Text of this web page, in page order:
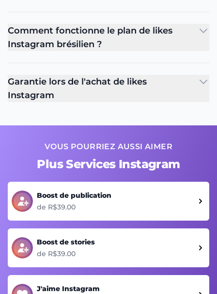
Comment fonctionne le plan de likes
Instagram brésilien ?
Garantie lors de l'achat de likes
Instagram
VOUS POURRIEZ AUSSI AIMER
Plus Services Instagram
Boost de publication
de R$39.00
Boost de stories
de R$39.00
J'aime Instagram